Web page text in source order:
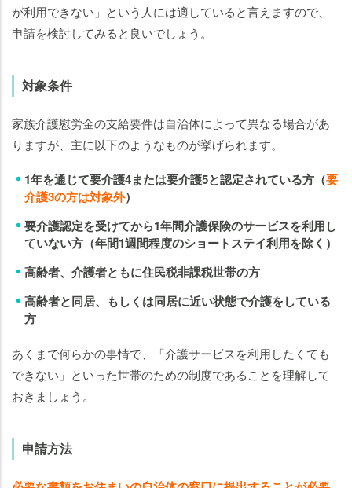
が利用できない」という人には適していると言えますので、
申請を検討してみると良いでしょう。
対象条件
家族介護慰労金の支給要件は自治体によって異なる場合があ
りますが、主に以下のようなものが挙げられます。
1年を通じて要介護4または要介護5と認定されている方（要
介護3の方は対象外）
要介護認定を受けてから1年間介護保険のサービスを利用し
ていない方（年間1週間程度のショートステイ利用を除く）
高齢者、介護者ともに住民税非課税世帯の方
高齢者と同居、もしくは同居に近い状態で介護をしている
方
あくまで何らかの事情で、「介護サービスを利用したくても
できない」といった世帯のための制度であることを理解して
おきましょう。
申請方法